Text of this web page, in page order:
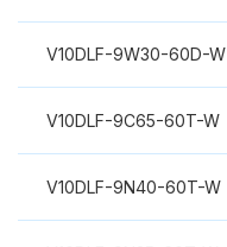
V10DLF-9W30-60D-W
V10DLF-9C65-60T-W
V10DLF-9N40-60T-W